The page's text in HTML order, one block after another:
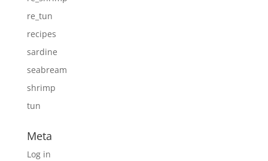
re_tun
recipes
sardine
seabream
shrimp
tun
Meta
Log in